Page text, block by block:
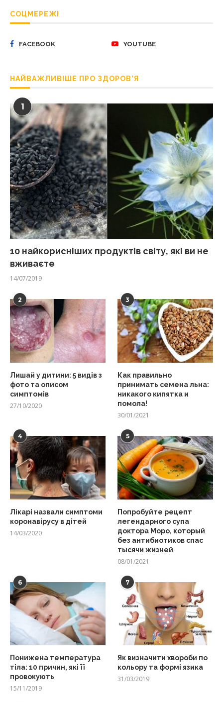
СОЦМЕРЕЖІ
FACEBOOK YOUTUBE
НАЙВАЖЛИВІШЕ ПРО ЗДОРОВ’Я
1
10 найкорисніших продуктів світу, які ви не
вживаєте
14/07/2019
2
Лишай у дитини: 5 видів з
фото та описом
симптомів
27/10/2020
3
Как правильно
принимать семена льна:
никакого кипятка и
помола!
30/01/2021
4
Лікарі назвали симптоми
коронавірусу в дітей
14/03/2020
5
Попробуйте рецепт
легендарного супа
доктора Моро, который
без антибиотиков спас
тысячи жизней
08/01/2021
6
Понижена температура
тіла: 10 причин, які її
провокують
15/11/2019
7
Як визначити хвороби по
кольору та формі язика
31/03/2019